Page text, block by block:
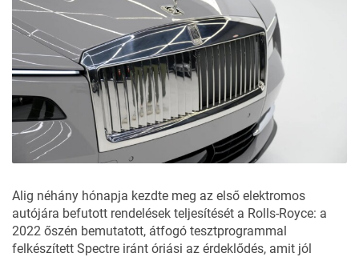
Alig néhány hónapja kezdte meg az első elektromos
autójára befutott rendelések teljesítését a Rolls-Royce: a
2022 őszén bemutatott, átfogó tesztprogrammal
felkészített Spectre iránt óriási az érdeklődés, amit jól